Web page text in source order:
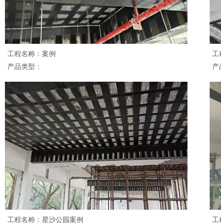
工程名称：案例
产品类型：
工
产
工程名称：星沙公园案例
工